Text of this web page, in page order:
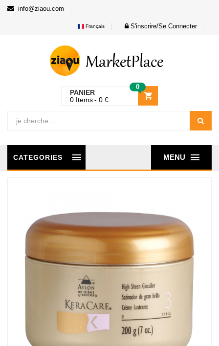
info@ziaou.com
Français S'inscrire/Se Connecter
PANIER
0
0 Items 0 €
MENU
CATEGORIES